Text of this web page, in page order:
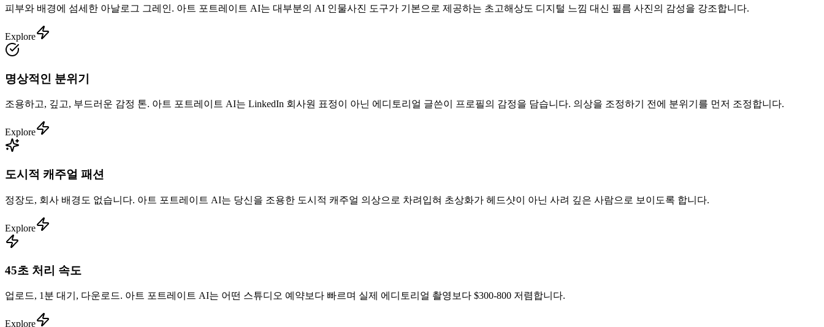
피부와 배경에 섬세한 아날로그 그레인. 아트 포트레이트 AI는 대부분의 AI 인물사진 도구가 기본으로 제공하는 초고해상도 디지털 느낌 대신 필름 사진의 감성을 강조합니다.
Explore
명상적인 분위기
조용하고, 깊고, 부드러운 감정 톤. 아트 포트레이트 AI는 LinkedIn 회사원 표정이 아닌 에디토리얼 글쓴이 프로필의 감정을 담습니다. 의상을 조정하기 전에 분위기를 먼저 조정합니다.
Explore
도시적 캐주얼 패션
정장도, 회사 배경도 없습니다. 아트 포트레이트 AI는 당신을 조용한 도시적 캐주얼 의상으로 차려입혀 초상화가 헤드샷이 아닌 사려 깊은 사람으로 보이도록 합니다.
Explore
45초 처리 속도
업로드, 1분 대기, 다운로드. 아트 포트레이트 AI는 어떤 스튜디오 예약보다 빠르며 실제 에디토리얼 촬영보다 $300-800 저렴합니다.
Explore